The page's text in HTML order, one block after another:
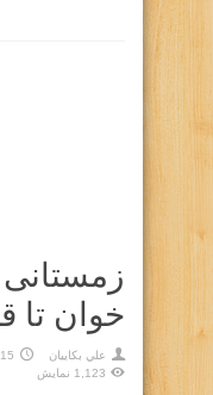
خوان تا
علي بكاييان
1,123 نمایش